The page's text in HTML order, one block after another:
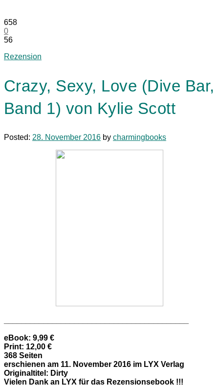
658
0
56
Rezension
Crazy, Sexy, Love (Dive Bar,
Band 1) von Kylie Scott
Posted: 28. November 2016 by charmingbooks
eBook: 9,99 €
Print: 12,00 €
368 Seiten
erschienen am 11. November 2016 im LYX Verlag
Originaltitel: Dirty
Vielen Dank an LYX für das Rezensionsebook !!!